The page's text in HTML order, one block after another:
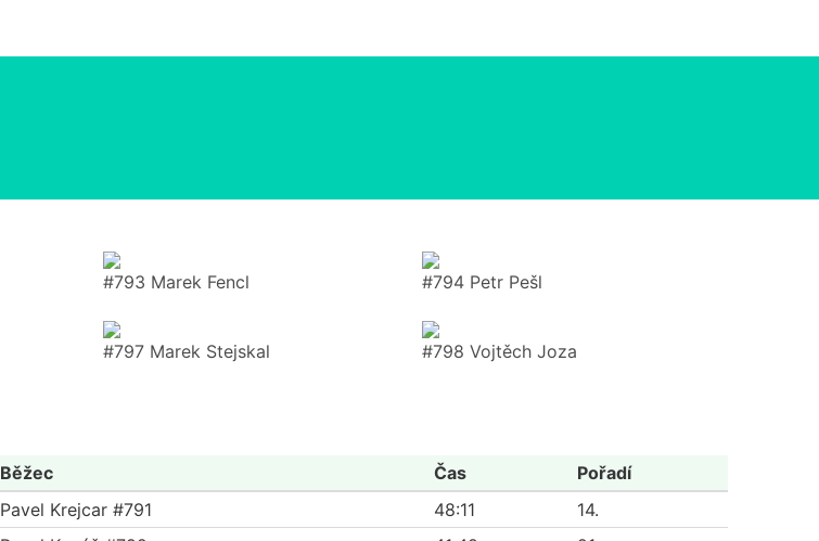
#793 Marek Fencl #794 Petr Pešl
#797 Marek Stejskal #798 Vojtěch Joza
Běžec Čas
Pořadí
Pavel Krejcar #791 48:11
14.